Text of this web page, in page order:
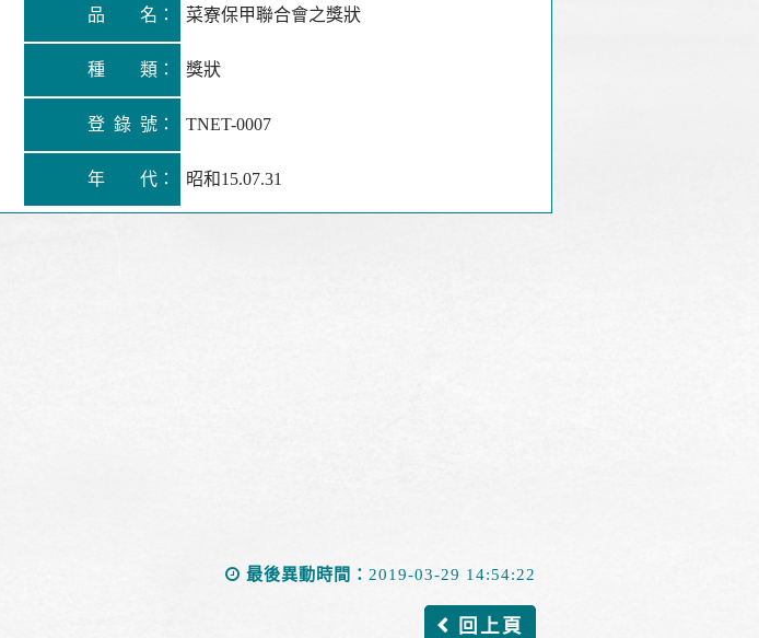
品 名： 菜寮保甲聯合會之獎狀
種 類： 獎狀
登 錄 號： TNET-0007
年 代： 昭和15.07.31
最後異動時間： 2019-03-29 14:54:22
回上頁